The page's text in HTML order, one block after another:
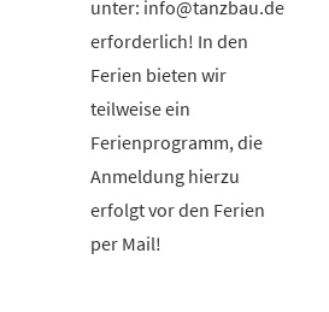
unter: info@tanzbau.de
erforderlich! In den
Ferien bieten wir
teilweise ein
Ferienprogramm, die
Anmeldung hierzu
erfolgt vor den Ferien
per Mail!